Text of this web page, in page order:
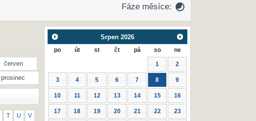
Fáze měsíce:
červen
prosinec
T U V
Srpen 2026
po út st čt pá so ne
1 2
3 4 5 6 7 8 9
10 11 12 13 14 15 16
17 18 19 20 21 22 23